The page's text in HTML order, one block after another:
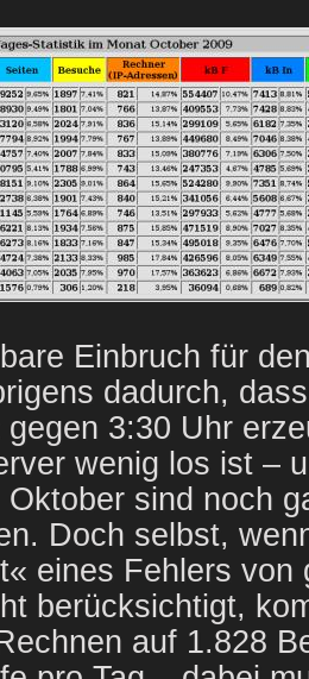
Einbruch für
dadurch,
3:30 Uhr
wenig los ist –
sind noch
Doch selbst,
eines Fehlers von
berücksichtigt,
auf 1.828